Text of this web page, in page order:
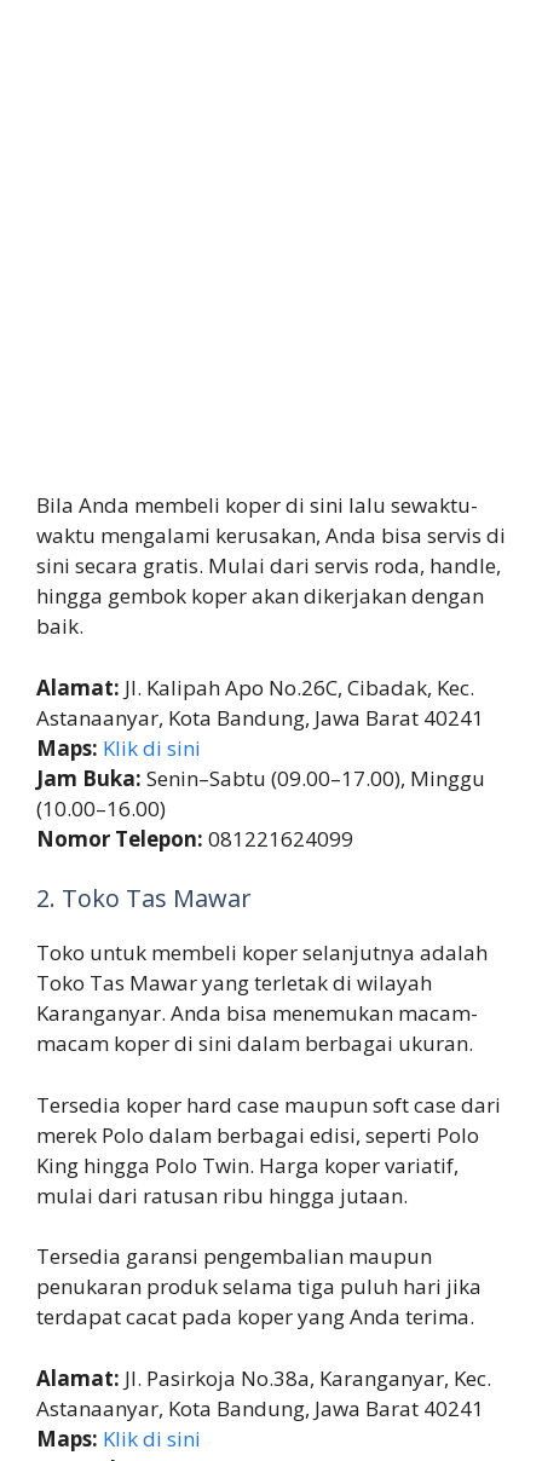
Bila Anda membeli koper di sini lalu sewaktu-
waktu mengalami kerusakan, Anda bisa servis di
sini secara gratis. Mulai dari servis roda, handle,
hingga gembok koper akan dikerjakan dengan
baik.
Alamat: Jl. Kalipah Apo No.26C, Cibadak, Kec.
Astanaanyar, Kota Bandung, Jawa Barat 40241
Maps: Klik di sini
Jam Buka: Senin–Sabtu (09.00–17.00), Minggu
(10.00–16.00)
Nomor Telepon: 081221624099
2. Toko Tas Mawar
Toko untuk membeli koper selanjutnya adalah
Toko Tas Mawar yang terletak di wilayah
Karanganyar. Anda bisa menemukan macam-
macam koper di sini dalam berbagai ukuran.
Tersedia koper hard case maupun soft case dari
merek Polo dalam berbagai edisi, seperti Polo
King hingga Polo Twin. Harga koper variatif,
mulai dari ratusan ribu hingga jutaan.
Tersedia garansi pengembalian maupun
penukaran produk selama tiga puluh hari jika
terdapat cacat pada koper yang Anda terima.
Alamat: Jl. Pasirkoja No.38a, Karanganyar, Kec.
Astanaanyar, Kota Bandung, Jawa Barat 40241
Maps: Klik di sini